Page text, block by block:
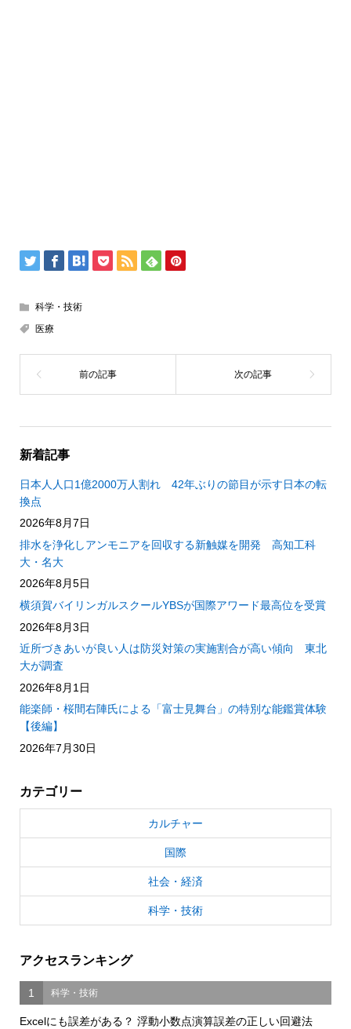
科学・技術
医療
新着記事
日本人人口1億2000万人割れ 42年ぶりの節目が示す日本の転
換点
2026年8月7日
排水を浄化しアンモニアを回収する新触媒を開発 高知工科
大・名大
2026年8月5日
横須賀バイリンガルスクールYBSが国際アワード最高位を受賞
2026年8月3日
近所づきあいが良い人は防災対策の実施割合が高い傾向 東北
大が調査
2026年8月1日
能楽師・桜間右陣氏による「富士見舞台」の特別な能鑑賞体験
【後編】
2026年7月30日
カテゴリー
カルチャー
国際
社会・経済
科学・技術
アクセスランキング
1 科学・技術
Excelにも誤差がある？ 浮動小数点演算誤差の正しい回避法